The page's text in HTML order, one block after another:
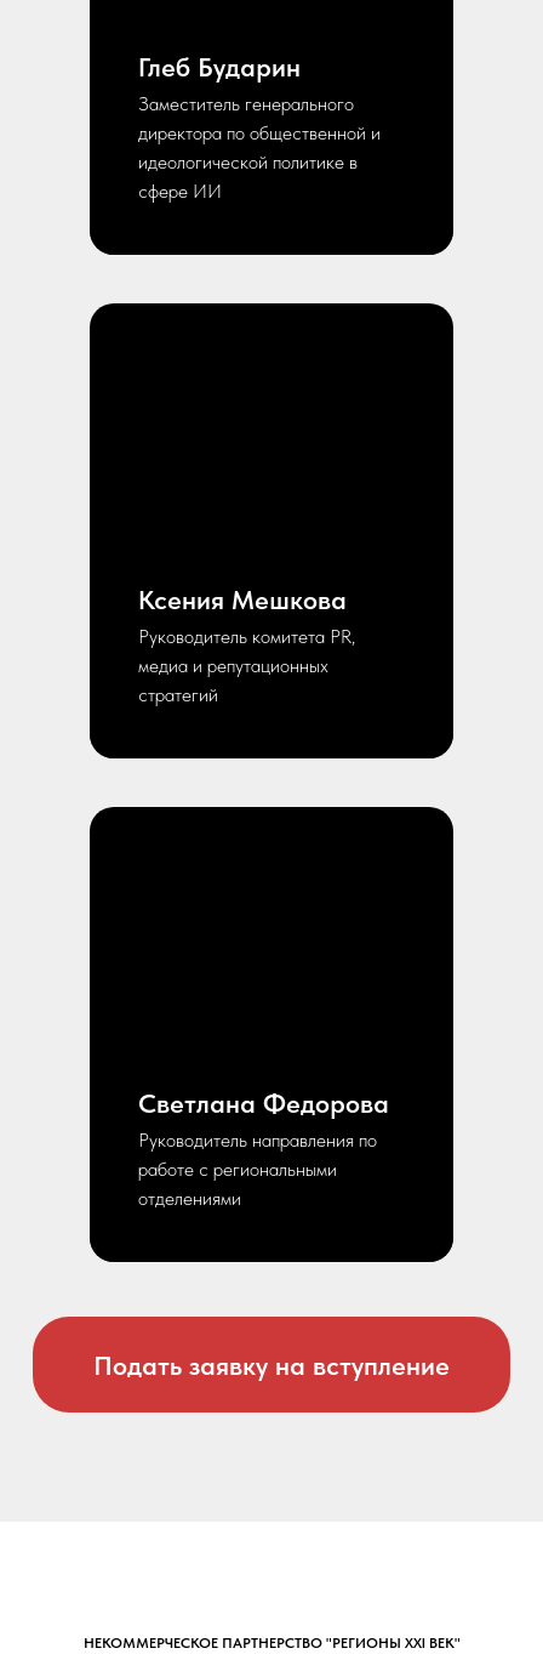
Глеб Бударин
Заместитель генерального
директора по общественной и
идеологической политике в
сфере ИИ
Ксения Мешкова
Руководитель комитета PR,
медиа и репутационных
стратегий
Светлана Федорова
Руководитель направления по
работе с региональными
отделениями
Подать заявку на вступление
НЕКОММЕРЧЕСКОЕ ПАРТНЕРСТВО "РЕГИОНЫ XXI ВЕК"